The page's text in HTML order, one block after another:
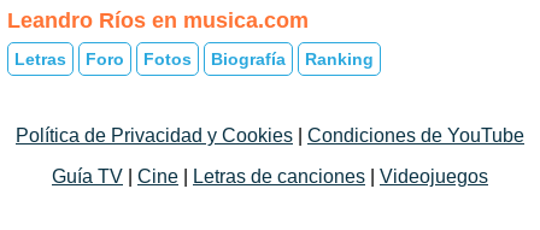
Leandro Ríos en musica.com
Letras Foro Fotos Biografía Ranking
Política de Privacidad y Cookies
Condiciones de YouTube
Guía TV
Cine Letras de canciones Videojuegos